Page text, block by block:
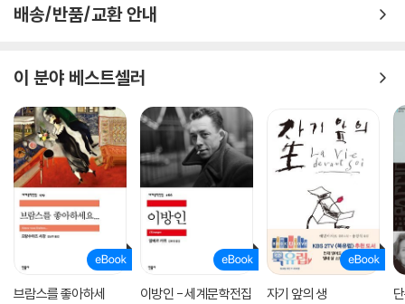
『사랑』은 이러한 변화의 중심에 놓인 작품으로 뒤라스는 이 작품과 더불어
비슷한 배경을 공유하는 『롤 베 스타인의 환희』 [갠지스강의 여인] 등 세
작품을 쓰며 비로소 글쓰기를 시작한 것 같다고 고백한 바 있다.
뒤라스는 『사랑』을 마지막으로 영화 시나리오와 연출 작업에 매진하며 한
동안 중편 분량 이상의 글을 쓰지 않았다. 이를 반영하듯 소설적 글쓰기의
가장자리에서 탄생한 듯한 이 작품은 바다를 배회하는 익명의 인물들을 아
득한 시선으로 담아낸다. 인물들은 스스로를, 상대방을, 그리고 방금 경험
한 일들을 끊임없이 망각하는 동시에 그 망각 속에서도 결코 잊히지 않는
배송/반품/교환 안내
이 분야 베스트셀러
브람스를 좋아하세
이방인 - 세계문학전집
자기 앞의 생